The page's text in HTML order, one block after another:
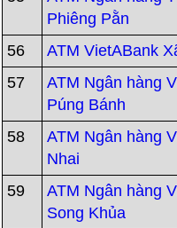
Phiêng Pằn
56 ATM VietABank
57
ATM Ngân hàng
Púng Bánh
58
ATM Ngân hàng
Nhai
59
ATM Ngân hàng
Song Khủa